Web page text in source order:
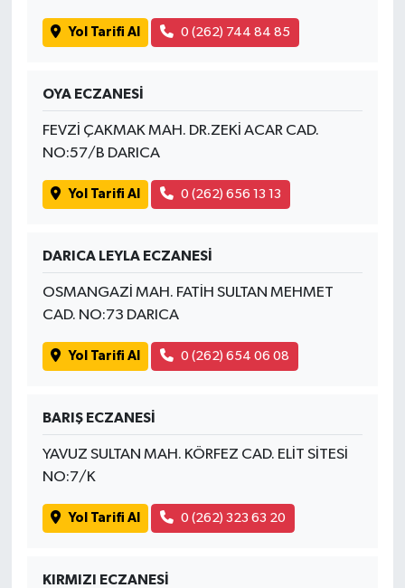
Yol Tarifi Al 0 (262) 744 84 85
OYA ECZANESİ
FEVZİ ÇAKMAK MAH. DR.ZEKİ ACAR CAD.
NO:57/B DARICA
Yol Tarifi Al 0 (262) 656 13 13
DARICA LEYLA ECZANESİ
OSMANGAZİ MAH. FATİH SULTAN MEHMET
CAD. NO:73 DARICA
Yol Tarifi Al 0 (262) 654 06 08
BARIŞ ECZANESİ
YAVUZ SULTAN MAH. KÖRFEZ CAD. ELİT SİTESİ
NO:7/K
Yol Tarifi Al 0 (262) 323 63 20
KIRMIZI ECZANESİ